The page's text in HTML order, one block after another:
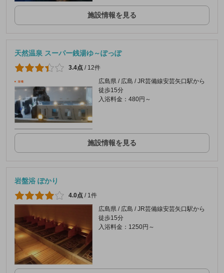
施設情報を見る
天然温泉 スーパー銭湯ゆ～ぽっぽ
3.4点 / 12件
広島県 / 広島 / JR芸備線安芸矢口駅から
徒歩15分
入浴料金：480円～
施設情報を見る
岩盤浴 ぽかり
4.0点 / 1件
広島県 / 広島 / JR芸備線安芸矢口駅から
徒歩15分
入浴料金：1250円～